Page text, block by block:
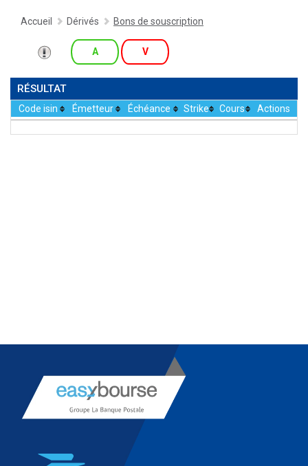
Accueil Dérivés Bons de souscription
A V
RÉSULTAT
Code isin Émetteur Échéance Strike Cours Actions